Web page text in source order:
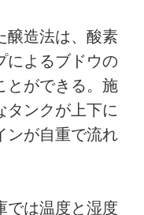
造法は、酸素
によるブドウの
とができる。施
タンクが上下に
ンが自重で流れ
は温度と湿度